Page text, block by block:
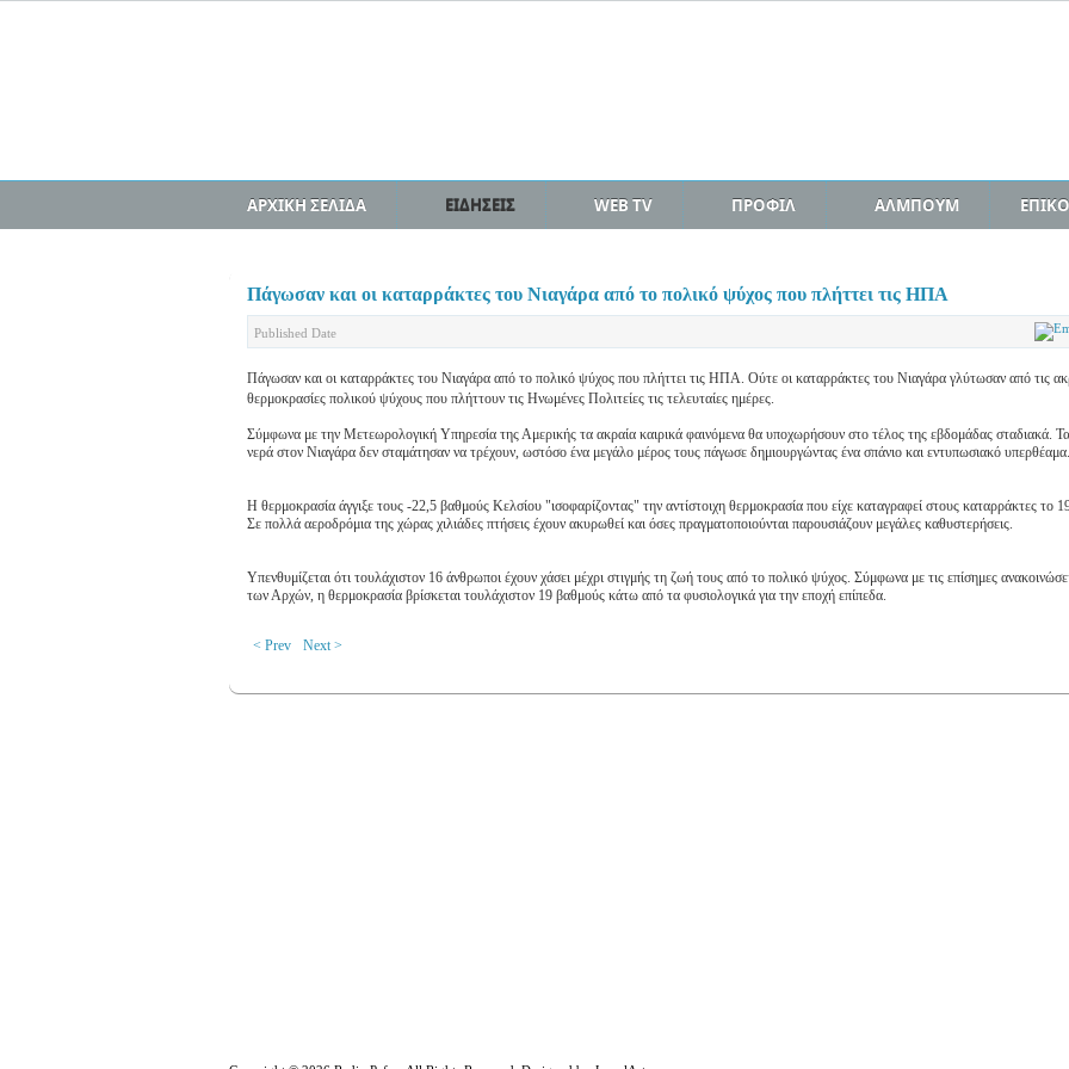
ΑΡΧΙΚΗ ΣΕΛΙΔΑ ΕΙΔΗΣΕΙΣ WEB TV ΠΡΟΦΙΛ ΑΛΜΠΟΥΜ
Πάγωσαν και οι καταρράκτες του Νιαγάρα από το πολικό ψύχος που πλήττει τις ΗΠΑ
Published Date
Πάγωσαν και οι καταρράκτες του Νιαγάρα από το πολικό ψύχος που πλήττει τις ΗΠΑ. Ούτε οι καταρράκτες του Νιαγάρα γλύτωσαν από τις
θερμοκρασίες πολικού ψύχους που πλήττουν τις Ηνωμένες Πολιτείες τις τελευταίες ημέρες.
Σύμφωνα με την Μετεωρολογική Υπηρεσία της Αμερικής τα ακραία καιρικά φαινόμενα θα υποχωρήσουν στο τέλος της εβδομάδας σταδιακά. Τα
νερά στον Νιαγάρα δεν σταμάτησαν να τρέχουν, ωστόσο ένα μεγάλο μέρος τους πάγωσε δημιουργώντας ένα σπάνιο και εντυπωσιακό υπερθέαμα.
Η θερμοκρασία άγγιξε τους -22,5 βαθμούς Κελσίου "ισοφαρίζοντας" την αντίστοιχη θερμοκρασία που είχε καταγραφεί στους καταρράκτες το
Σε πολλά αεροδρόμια της χώρας χιλιάδες πτήσεις έχουν ακυρωθεί και όσες πραγματοποιούνται παρουσιάζουν μεγάλες καθυστερήσεις.
Υπενθυμίζεται ότι τουλάχιστον 16 άνθρωποι έχουν χάσει μέχρι στιγμής τη ζωή τους από το πολικό ψύχος. Σύμφωνα με τις επίσημες
των Αρχών, η θερμοκρασία βρίσκεται τουλάχιστον 19 βαθμούς κάτω από τα φυσιολογικά για την εποχή επίπεδα.
< Prev Next >